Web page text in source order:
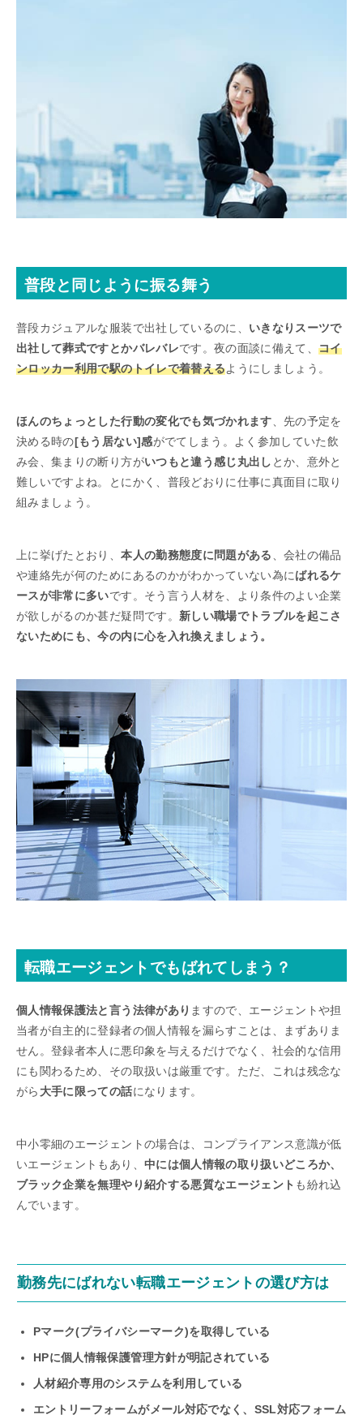
普段と同じように振る舞う
普段カジュアルな服装で出社しているのに、 いきなりスーツで
出社して葬式ですとかバレバレです。夜の面談に備えて、コイ
ンロッカー利用で駅のトイレで着替えるようにしましょう。
ほんのちょっとした行動の変化でも気づかれます、先の予定を
決める時の[もう居ない]感がでてしまう。よく参加していた飲
み会、集まりの断り方がいつもと違う感じ丸出し とか、意外と
難しいですよね。とにかく、普段どおりに仕事に真面目に取り
組みましょう。
上に挙げたとおり、本人の勤務態度に問題がある、会社の備品
や連絡先が何のためにあるのかがわかっていない為にばれるケ
ースが非常に多いです。そう言う人材を、より条件のよい企業
が欲しがるのか甚だ疑問です。 新しい職場でトラブルを起こさ
ないためにも、今の内に心を入れ換えましょう。
転職エージェントでもばれてしまう？
個人情報保護法と言う法律があり ますので、エージェントや担
当者が自主的に登録者の個人情報を漏らすことは、まずありま
せん。登録者本人に悪印象を与えるだけでなく、社会的な信用
にも関わるため、その取扱いは厳重です。ただ、これは残念な
がら 大手に限っての話になります。
中小零細のエージェントの場合は、コンプライアンス意識が低
いエージェントもあり、 中には個人情報の取り扱いどころか、
ブラック企業を無理やり紹介する悪質なエージェント も紛れ込
んでいます。
勤務先にばれない転職エージェントの選び方は
Pマーク(プライバシーマーク)を取得している
HPに個人情報保護管理方針が明記されている
人材紹介専用のシステムを利用している
エントリーフォームがメール対応でなく、SSL対応フォーム